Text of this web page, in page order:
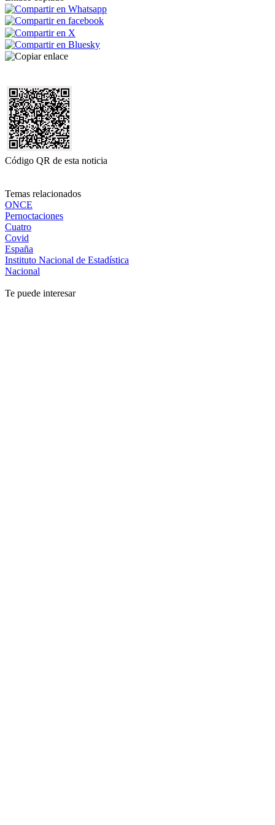
Código QR de esta noticia
Temas relacionados
ONCE
Pernoctaciones
Cuatro
Covid
España
Instituto Nacional de Estadística
Nacional
Te puede interesar